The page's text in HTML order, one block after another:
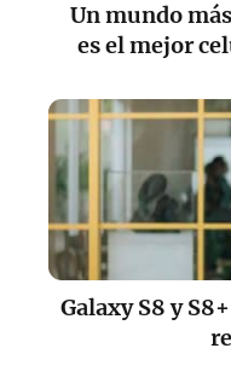
Un mundo
es el mejor
Galaxy S8 y